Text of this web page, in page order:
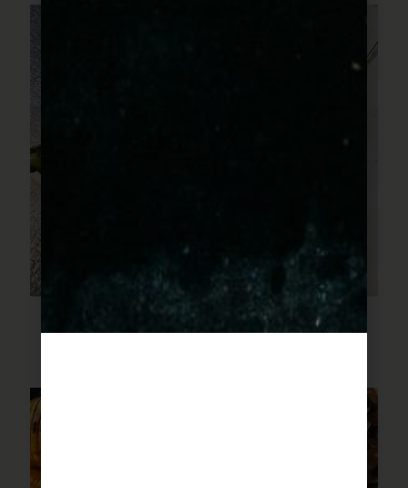
פילה דג עם שעועית ירוקה
ועגבניות צהובות